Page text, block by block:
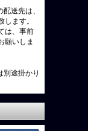
送先は、
します。
は、事前
願いしま
途掛かり